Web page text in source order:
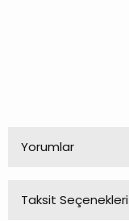
Yorumlar
Taksit Seçenekleri